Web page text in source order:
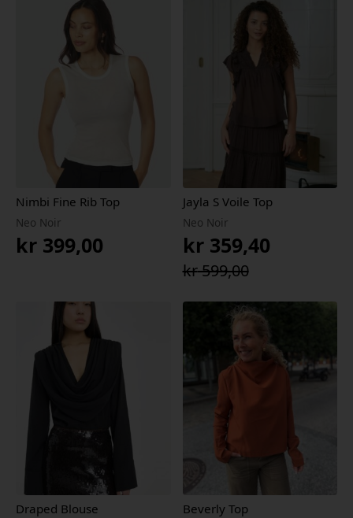
Nimbi Fine Rib Top
Neo Noir
kr 399,00
Jayla S Voile Top
Neo Noir
kr599,00
Opprinnelig
kr 599,00.
kr359,40
Nåværende
kr 359,40.
Draped Blouse Beverly Top